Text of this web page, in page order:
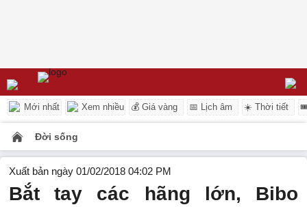
Mới nhất Xem nhiều 💰 Giá vàng 📅 Lịch âm ☀️ Thời tiết
Đời sống
Xuất bản ngày 01/02/2018 04:02 PM
Bắt tay các hãng lớn, Bibo